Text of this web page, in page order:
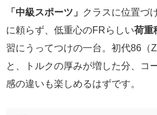
「中級スポーツ」
クラスに位置づ
に頼らず、低重心のFRらしい荷重
習にうってつけの一台。初代86（
と、トルクの厚みが増した分、コ
感の違いも楽しめるはずです。